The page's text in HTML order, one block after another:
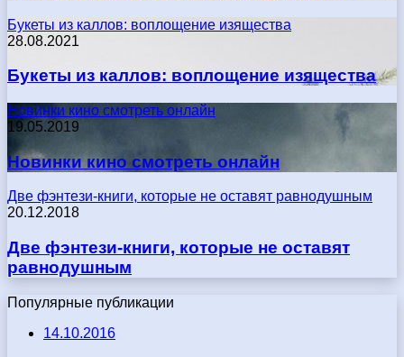
Букеты из каллов: воплощение изящества
28.08.2021
Букеты из каллов: воплощение изящества
Новинки кино смотреть онлайн
19.05.2019
Новинки кино смотреть онлайн
Две фэнтези-книги, которые не оставят равнодушным
20.12.2018
Две фэнтези-книги, которые не оставят
равнодушным
Популярные публикации
14.10.2016